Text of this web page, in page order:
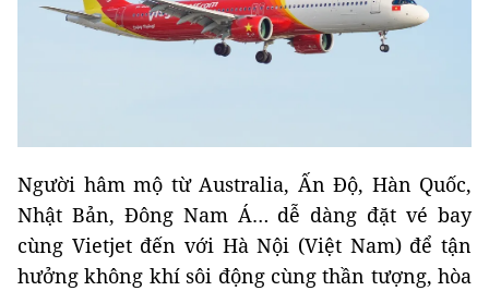
Người hâm mộ từ Australia, Ấn Độ, Hàn Quốc,
Nhật Bản, Đông Nam Á… dễ dàng đặt vé bay
cùng Vietjet đến với Hà Nội (Việt Nam) để tận
hưởng không khí sôi động cùng thần tượng, hòa